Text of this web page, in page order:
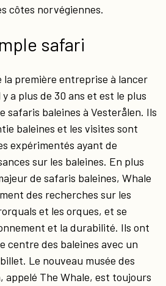
côtes norvégiennes.
safari
la première entreprise à lancer
a plus de 30 ans et est le plus
safaris baleines à Vesterålen. Ils
baleines et les visites sont
expérimentés ayant de
sur les baleines. En plus
de safaris baleines, Whale
des recherches sur les
et les orques, et se
et la durabilité. Ils ont
centre des baleines avec un
Le nouveau musée des
appelé The Whale, est toujours